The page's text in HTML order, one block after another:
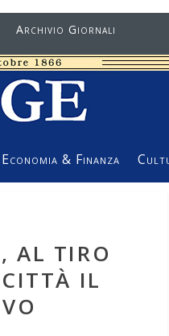
Archivio Giornali
Economia & Finanza
AL TIRO
IL